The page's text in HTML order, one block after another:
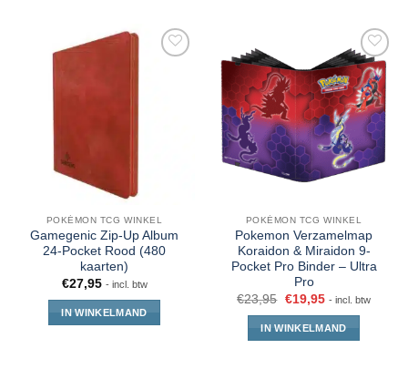
POKÉMON TCG WINKEL
Gamegenic Zip-Up Album
24-Pocket Rood (480
kaarten)
€27,95 - incl. btw
IN WINKELMAND
POKÉMON TCG WINKEL
Pokemon Verzamelmap
Koraidon & Miraidon 9-
Pocket Pro Binder – Ultra
Pro
€23,95 €19,95 - incl. btw
IN WINKELMAND